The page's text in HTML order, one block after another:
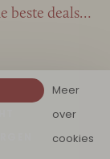
beste deals…
Meer
over
cookies